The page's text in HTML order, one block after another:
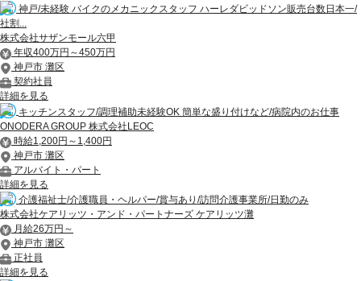
神戸/未経験 バイクのメカニックスタッフ ハーレダビッドソン販売台数日本一/
社割...
株式会社サザンモール六甲
年収400万円～450万円
神戸市 灘区
契約社員
詳細を見る
キッチンスタッフ/調理補助未経験OK 簡単な盛り付けなど/病院内のお仕事
ONODERA GROUP 株式会社LEOC
時給1,200円～1,400円
神戸市 灘区
アルバイト・パート
詳細を見る
介護福祉士/介護職員・ヘルパー/賞与あり/訪問介護事業所/日勤のみ
株式会社ケアリッツ・アンド・パートナーズ ケアリッツ灘
月給26万円～
神戸市 灘区
正社員
詳細を見る